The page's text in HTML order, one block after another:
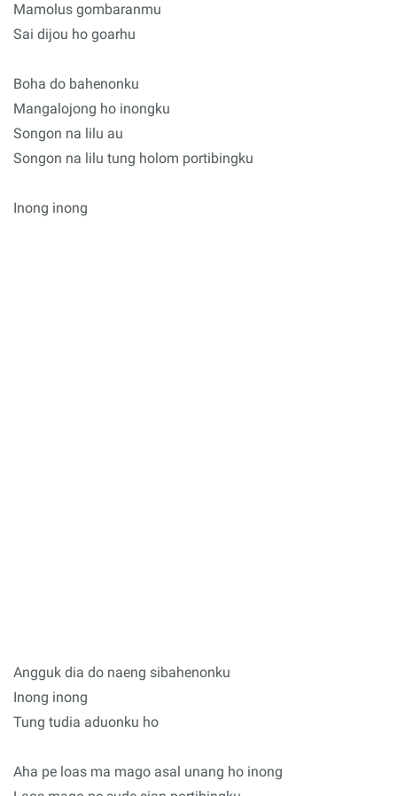
Mamolus gombaranmu
Sai dijou ho goarhu
Boha do bahenonku
Mangalojong ho inongku
Songon na lilu au
Songon na lilu tung holom portibingku
Inong inong
Angguk dia do naeng sibahenonku
Inong inong
Tung tudia aduonku ho
Aha pe loas ma mago asal unang ho inong